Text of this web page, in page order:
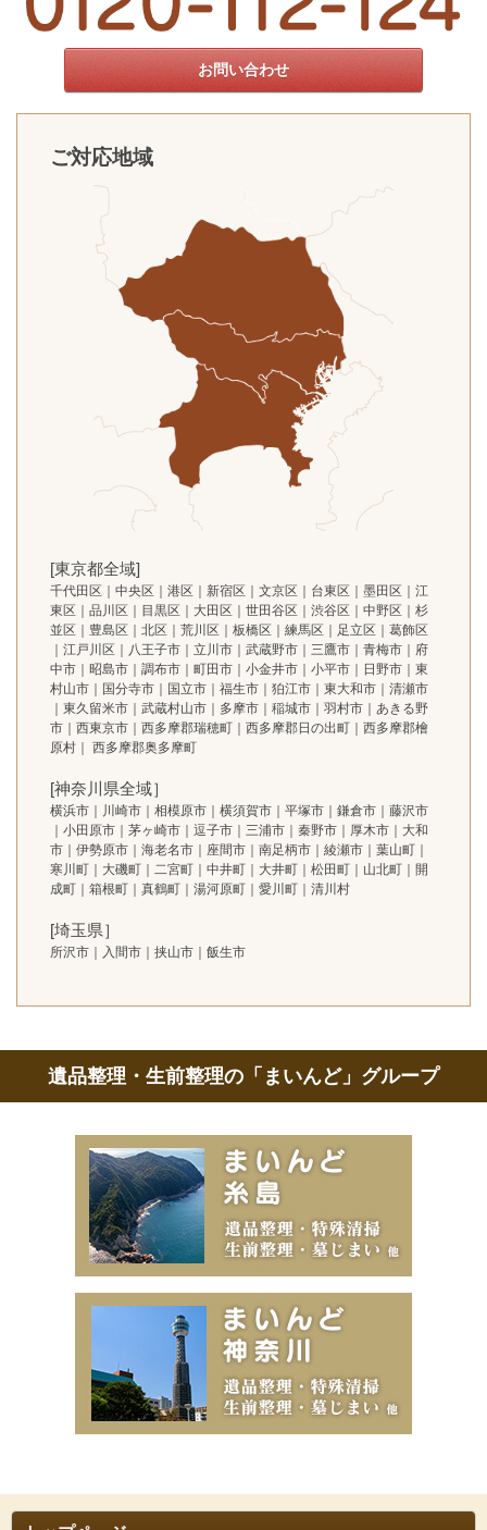
お問い合わせ
ご対応地域
[東京都全域]
千代田区｜中央区｜港区｜新宿区｜文京区｜台東区｜墨田区｜江
東区｜品川区｜目黒区｜大田区｜世田谷区｜渋谷区｜中野区｜杉
並区｜豊島区｜北区｜荒川区｜板橋区｜練馬区｜足立区｜葛飾区
｜江戸川区｜八王子市｜立川市｜武蔵野市｜三鷹市｜青梅市｜府
中市｜昭島市｜調布市｜町田市｜小金井市｜小平市｜日野市｜東
村山市｜国分寺市｜国立市｜福生市｜狛江市｜東大和市｜清瀬市
｜東久留米市｜武蔵村山市｜多摩市｜稲城市｜羽村市｜あきる野
市｜西東京市｜西多摩郡瑞穂町｜西多摩郡日の出町｜西多摩郡檜
原村｜ 西多摩郡奥多摩町
[神奈川県全域］
横浜市｜川崎市｜相模原市｜横須賀市｜平塚市｜鎌倉市｜藤沢市
｜小田原市｜茅ヶ崎市｜逗子市｜三浦市｜秦野市｜厚木市｜大和
市｜伊勢原市｜海老名市｜座間市｜南足柄市｜綾瀬市｜葉山町｜
寒川町｜大磯町｜二宮町｜中井町｜大井町｜松田町｜山北町｜開
成町｜箱根町｜真鶴町｜湯河原町｜愛川町｜清川村
[埼玉県］
所沢市｜入間市｜挟山市｜飯生市
遺品整理・生前整理の「まいんど」グループ